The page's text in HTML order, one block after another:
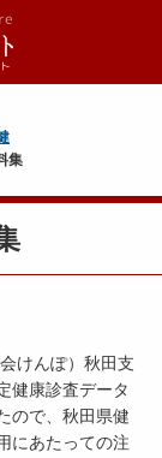
集
けんぽ）秋田支
健康診査データ
ので、秋田県健
にあたっての注